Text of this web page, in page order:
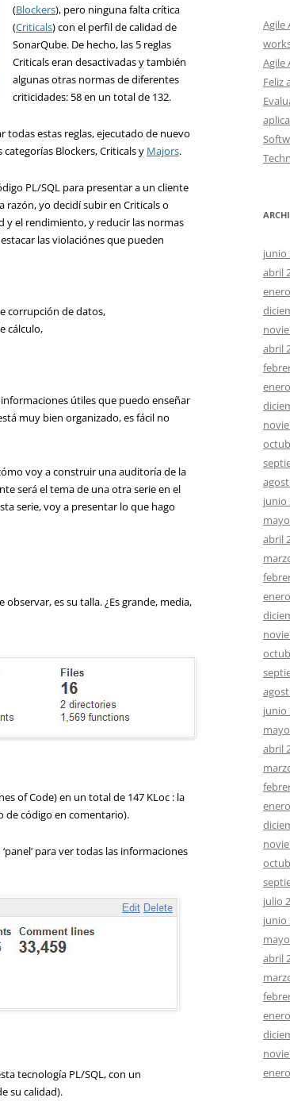
(Blockers), pero ninguna falta crítica
(Criticals) con el perfil de calidad de
SonarQube. De hecho, las 5 reglas
Criticals eran desactivadas y también
algunas otras normas de diferentes
criticidades: 58 en un total de 132.
todas estas reglas, ejecutado de nuevo
Blockers, Criticals y Majors.
PL/SQL para presentar a un cliente
razón, yo decidí subir en Criticals o
y el rendimiento, y reducir las normas
las violaciónes que pueden
corrupción de datos,
cálculo,
útiles que puedo enseñar
muy bien organizado, es fácil no
voy a construir una auditoría de la
será el tema de una otra serie en el
serie, voy a presentar lo que hago
es su talla. ¿Es grande, media,
of Code) en un total de 147 KLoc : la
de código en comentario).
para ver todas las informaciones
tecnología PL/SQL, con un
su calidad).
Agile
Agile
Feliz
junio
abril
abril
junio
abril
junio
abril
julio
junio
abril